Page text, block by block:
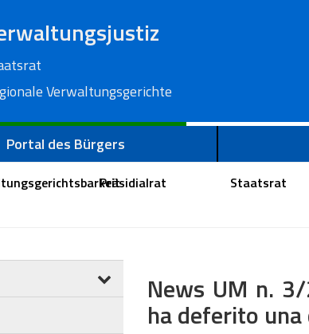
Verwaltungsgerichte
Portal des Bürgers
Präsidialrat Staatsrat
News UM n.
ha deferito una